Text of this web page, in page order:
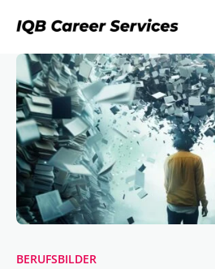
BERUFSBILDER